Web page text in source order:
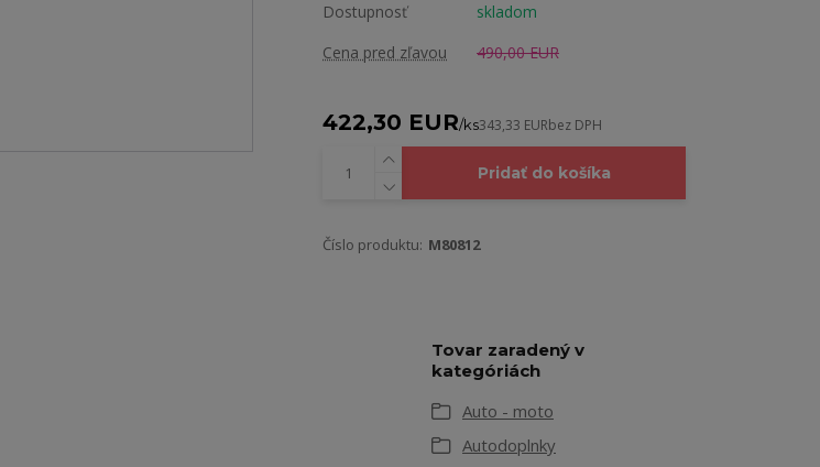
Dostupnosť
skladom
Cena pred zľavou
490,00 EUR
422,30 EUR/ks343,33 EURbez DPH
Pridať do košíka
Číslo produktu: M80812
Tovar zaradený v
kategóriách
Auto - moto
Autodoplnky